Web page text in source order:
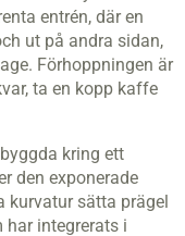
entrén, där en
ut på andra sidan,
Förhoppningen är
ta en kopp kaffe
kring ett
den exponerade
sätta prägel
har integrerats i